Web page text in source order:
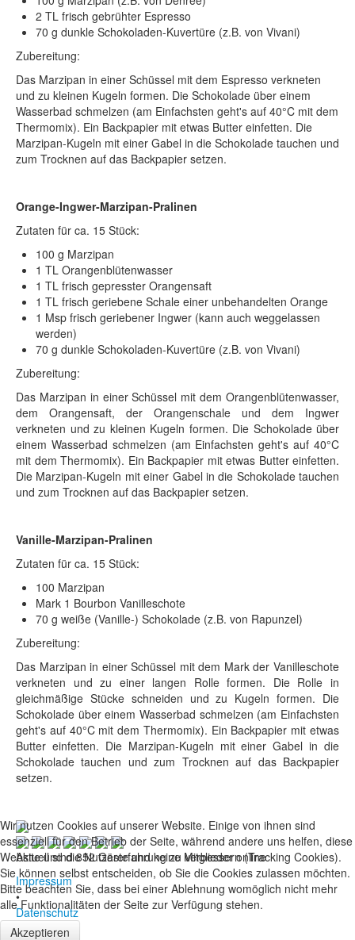
2 TL frisch gebrühter Espresso
70 g dunkle Schokoladen-Kuvertüre (z.B. von Vivani)
Zubereitung:
Das Marzipan in einer Schüssel mit dem Espresso verkneten
und zu kleinen Kugeln formen. Die Schokolade über einem
Wasserbad schmelzen (am Einfachsten geht's auf 40°C mit dem
Thermomix). Ein Backpapier mit etwas Butter einfetten. Die
Marzipan-Kugeln mit einer Gabel in die Schokolade tauchen und
zum Trocknen auf das Backpapier setzen.
Orange-Ingwer-Marzipan-Pralinen
Zutaten für ca. 15 Stück:
100 g Marzipan
1 TL Orangenblütenwasser
1 TL frisch gepresster Orangensaft
1 TL frisch geriebene Schale einer unbehandelten Orange
1 Msp frisch geriebener Ingwer (kann auch weggelassen
werden)
70 g dunkle Schokoladen-Kuvertüre (z.B. von Vivani)
Zubereitung:
Das Marzipan in einer Schüssel mit dem Orangenblütenwasser,
dem Orangensaft, der Orangenschale und dem Ingwer
verkneten und zu kleinen Kugeln formen. Die Schokolade über
einem Wasserbad schmelzen (am Einfachsten geht's auf 40°C
mit dem Thermomix). Ein Backpapier mit etwas Butter einfetten.
Die Marzipan-Kugeln mit einer Gabel in die Schokolade tauchen
und zum Trocknen auf das Backpapier setzen.
Vanille-Marzipan-Pralinen
Zutaten für ca. 15 Stück:
100 Marzipan
Mark 1 Bourbon Vanilleschote
70 g weiße (Vanille-) Schokolade (z.B. von Rapunzel)
Zubereitung:
Das Marzipan in einer Schüssel mit dem Mark der Vanilleschote
verkneten und zu einer langen Rolle formen. Die Rolle in
gleichmäßige Stücke schneiden und zu Kugeln formen. Die
Schokolade über einem Wasserbad schmelzen (am Einfachsten
geht's auf 40°C mit dem Thermomix). Ein Backpapier mit etwas
Butter einfetten. Die Marzipan-Kugeln mit einer Gabel in die
Schokolade tauchen und zum Trocknen auf das Backpapier
setzen.
Aktuell sind 852 Gäste und keine Mitglieder online
Impressum
•
Datenschutz
Wir nutzen Cookies auf unserer Website. Einige von ihnen sind
essenziell für den Betrieb der Seite, während andere uns helfen, diese
Website und die Nutzererfahrung zu verbessern (Tracking Cookies).
Sie können selbst entscheiden, ob Sie die Cookies zulassen möchten.
Bitte beachten Sie, dass bei einer Ablehnung womöglich nicht mehr
alle Funktionalitäten der Seite zur Verfügung stehen.
Akzeptieren